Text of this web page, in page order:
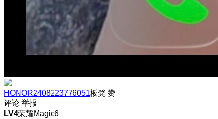
HONOR2408223776051板凳 赞
评论 举报
LV4荣耀Magic6